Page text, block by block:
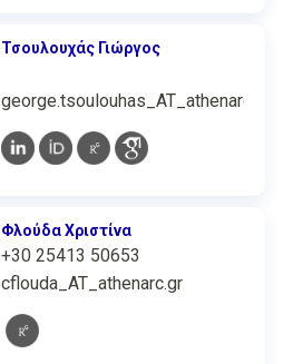
Τσουλουχάς Γιώργος
george.tsoulouhas_AT_athenarc.gr
Φλούδα Χριστίνα
+30 25413 50653
cflouda_AT_athenarc.gr